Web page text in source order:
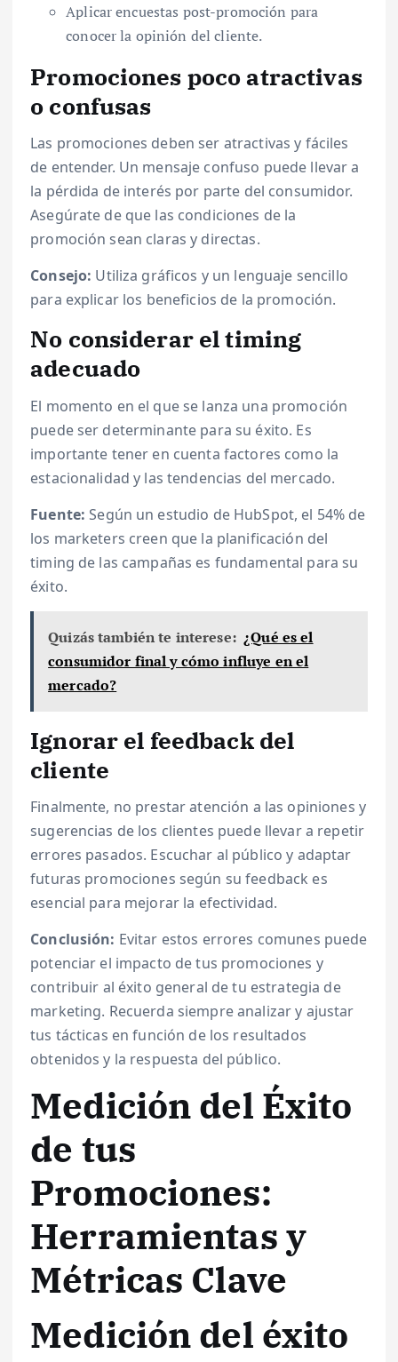
Aplicar encuestas post-promoción para
conocer la opinión del cliente.
Promociones poco atractivas
o confusas
Las promociones deben ser atractivas y fáciles
de entender. Un mensaje confuso puede llevar a
la pérdida de interés por parte del consumidor.
Asegúrate de que las condiciones de la
promoción sean claras y directas.
Consejo: Utiliza gráficos y un lenguaje sencillo
para explicar los beneficios de la promoción.
No considerar el timing
adecuado
El momento en el que se lanza una promoción
puede ser determinante para su éxito. Es
importante tener en cuenta factores como la
estacionalidad y las tendencias del mercado.
Fuente: Según un estudio de HubSpot, el 54% de
los marketers creen que la planificación del
timing de las campañas es fundamental para su
éxito.
Quizás también te interese: ¿Qué es el
consumidor final y cómo influye en el
mercado?
Ignorar el feedback del
cliente
Finalmente, no prestar atención a las opiniones y
sugerencias de los clientes puede llevar a repetir
errores pasados. Escuchar al público y adaptar
futuras promociones según su feedback es
esencial para mejorar la efectividad.
Conclusión: Evitar estos errores comunes puede
potenciar el impacto de tus promociones y
contribuir al éxito general de tu estrategia de
marketing. Recuerda siempre analizar y ajustar
tus tácticas en función de los resultados
obtenidos y la respuesta del público.
Medición del Éxito
de tus
Promociones:
Herramientas y
Métricas Clave
Medición del éxito